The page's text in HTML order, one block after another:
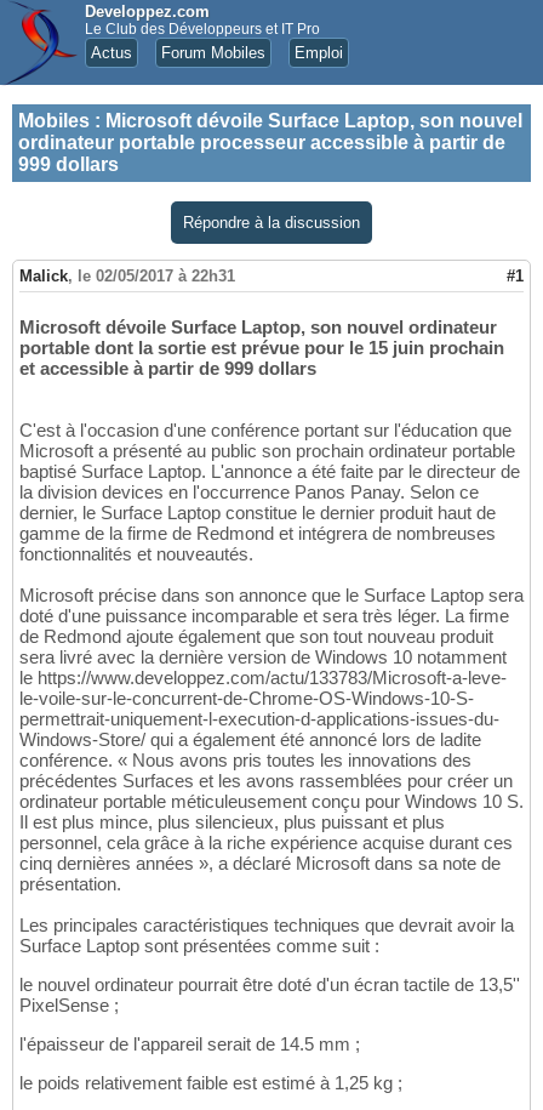
Developpez.com
Le Club des Développeurs et IT Pro
Actus Forum Mobiles Emploi
Mobiles : Microsoft dévoile Surface Laptop, son nouvel
ordinateur portable processeur accessible à partir de
999 dollars
Répondre à la discussion
Malick, le 02/05/2017 à 22h31 #1
Microsoft dévoile Surface Laptop, son nouvel ordinateur
portable dont la sortie est prévue pour le 15 juin prochain
et accessible à partir de 999 dollars
C'est à l'occasion d'une conférence portant sur l'éducation que
Microsoft a présenté au public son prochain ordinateur portable
baptisé Surface Laptop. L'annonce a été faite par le directeur de
la division devices en l'occurrence Panos Panay. Selon ce
dernier, le Surface Laptop constitue le dernier produit haut de
gamme de la firme de Redmond et intégrera de nombreuses
fonctionnalités et nouveautés.
Microsoft précise dans son annonce que le Surface Laptop sera
doté d'une puissance incomparable et sera très léger. La firme
de Redmond ajoute également que son tout nouveau produit
sera livré avec la dernière version de Windows 10 notamment
le https://www.developpez.com/actu/133783/Microsoft-a-leve-
le-voile-sur-le-concurrent-de-Chrome-OS-Windows-10-S-
permettrait-uniquement-l-execution-d-applications-issues-du-
Windows-Store/ qui a également été annoncé lors de ladite
conférence. « Nous avons pris toutes les innovations des
précédentes Surfaces et les avons rassemblées pour créer un
ordinateur portable méticuleusement conçu pour Windows 10 S.
Il est plus mince, plus silencieux, plus puissant et plus
personnel, cela grâce à la riche expérience acquise durant ces
cinq dernières années », a déclaré Microsoft dans sa note de
présentation.
Les principales caractéristiques techniques que devrait avoir la
Surface Laptop sont présentées comme suit :
le nouvel ordinateur pourrait être doté d'un écran tactile de 13,5''
PixelSense ;
l'épaisseur de l'appareil serait de 14.5 mm ;
le poids relativement faible est estimé à 1,25 kg ;